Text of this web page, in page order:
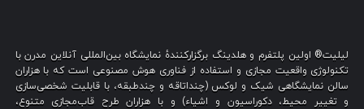
لیلیت® اولین پلتفرم و هلدینگ برگزارکنندهٔ نمایشگاه بین‌المللی آنلاین مدرن با
تکنولوژی واقعیت مجازی و استفاده از فناوری هوش مصنوعی است که با هزاران
سالن نمایشگاهی شیک و لوکس (چنداتاقه و چندطبقه، با قابلیت شخصی‌سازی
و تغییر محیط، دکوراسیون و اشیاء) و با هزاران طرح قاب‌مجازی متنوع،